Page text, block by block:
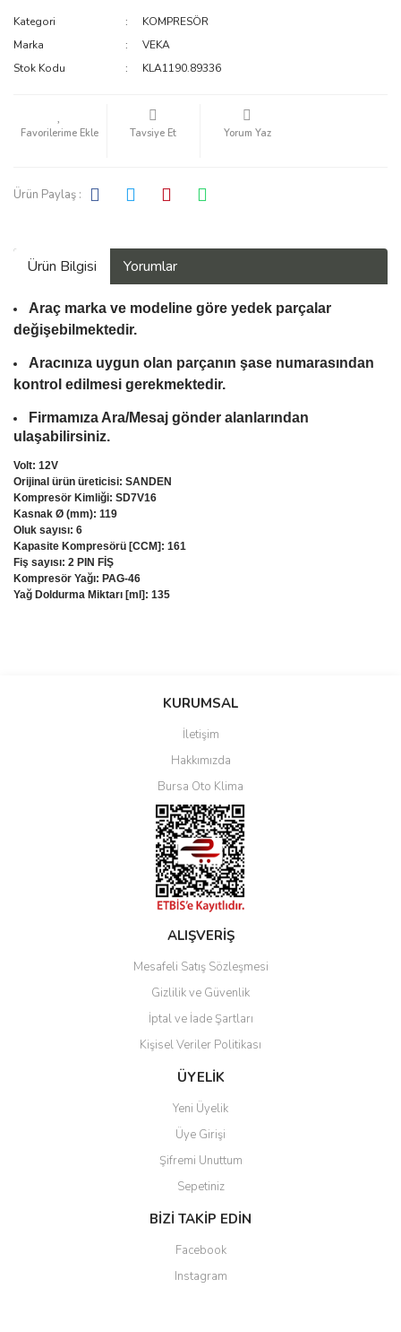
Kategori
KOMPRESÖR
Marka
VEKA
Stok Kodu
KLA1190.89336
Tavsiye Et Yorum Yaz
Ürün Paylaş :
Ürün Bilgisi Yorumlar
Araç marka ve modeline göre yedek parçalar
değişebilmektedir.
Aracınıza uygun olan parçanın şase numarasından
kontrol edilmesi gerekmektedir.
Firmamıza Ara/Mesaj gönder alanlarından
ulaşabilirsiniz.
Volt: 12V
Orijinal ürün üreticisi: SANDEN
Kompresör Kimliği: SD7V16
Kasnak Ø (mm): 119
Oluk sayısı: 6
Kapasite Kompresörü [CCM]: 161
Fiş sayısı: 2 PIN FİŞ
Kompresör Yağı: PAG-46
Yağ Doldurma Miktarı [ml]: 135
Bu ürüne ilk yorumu siz yapın!
Yorum Yaz
KURUMSAL
İletişim
Hakkımızda
Bursa Oto Klima
ALIŞVERİŞ
Mesafeli Satış Sözleşmesi
Gizlilik ve Güvenlik
İptal ve İade Şartları
Kişisel Veriler Politikası
ÜYELİK
Yeni Üyelik
Üye Girişi
Şifremi Unuttum
Sepetiniz
BİZİ TAKİP EDİN
Facebook
Instagram